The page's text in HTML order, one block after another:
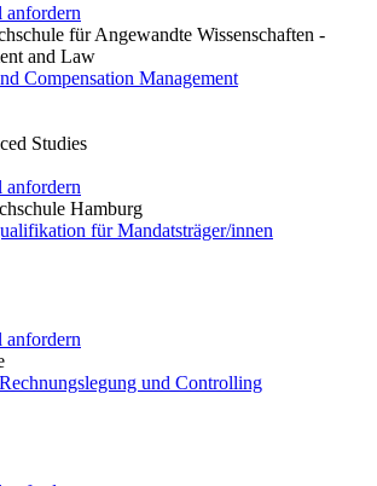
anfordern
für Angewandte Wissenschaften -
and Law
Compensation Management
Studies
anfordern
Hamburg
für Mandatsträger/innen
anfordern
und Controlling